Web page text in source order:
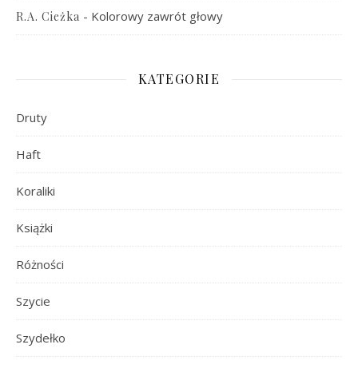
R.A. Cieżka - Kolorowy zawrót głowy
KATEGORIE
Druty
Haft
Koraliki
Książki
Różności
Szycie
Szydełko